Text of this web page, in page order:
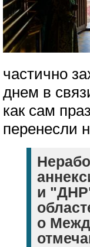
частично
днем в
как сам
перенесли
и
о